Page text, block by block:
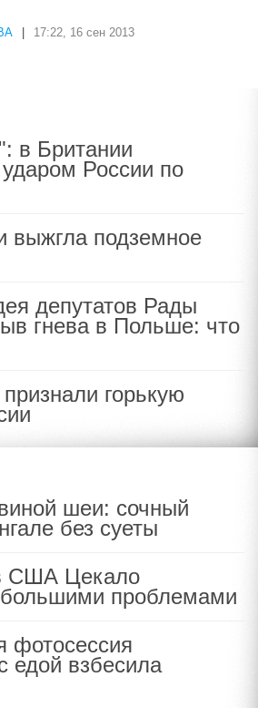
17:22, 16 сен 2013
в Британии
России по
выжгла подземное
депутатов Рады
гнева в Польше: что
горькую
шеи: сочный
без суеты
США Цекало
большими проблемами
фотосессия
едой взбесила